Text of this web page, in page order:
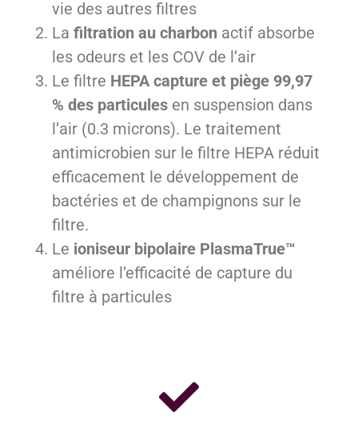
vie des autres filtres
La filtration au charbon actif absorbe
les odeurs et les COV de l’air
Le filtre HEPA capture et piège 99,97
% des particules en suspension dans
l’air (0.3 microns). Le traitement
antimicrobien sur le filtre HEPA réduit
efficacement le développement de
bactéries et de champignons sur le
filtre.
Le ioniseur bipolaire PlasmaTrue™
améliore l’efficacité de capture du
filtre à particules